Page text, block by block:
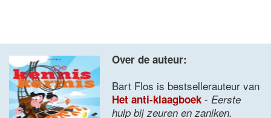
Over de auteur:
Bart Flos is bestsellerauteur van
Het anti-klaagboek - Eerste
hulp bij zeuren en zaniken.